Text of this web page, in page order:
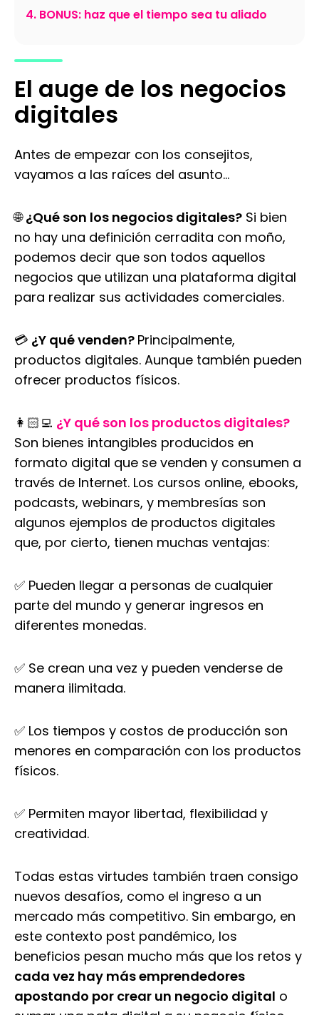
4. BONUS: haz que el tiempo sea tu aliado
El auge de los negocios
digitales
Antes de empezar con los consejitos,
vayamos a las raíces del asunto…
🌐¿Qué son los negocios digitales? Si bien
no hay una definición cerradita con moño,
podemos decir que son todos aquellos
negocios que utilizan una plataforma digital
para realizar sus actividades comerciales.
💳 ¿Y qué venden? Principalmente,
productos digitales. Aunque también pueden
ofrecer productos físicos.
👩🏻‍💻 ¿Y qué son los productos digitales?
Son bienes intangibles producidos en
formato digital que se venden y consumen a
través de Internet. Los cursos online, ebooks,
podcasts, webinars, y membresías son
algunos ejemplos de productos digitales
que, por cierto, tienen muchas ventajas:
✅ Pueden llegar a personas de cualquier
parte del mundo y generar ingresos en
diferentes monedas.
✅ Se crean una vez y pueden venderse de
manera ilimitada.
✅ Los tiempos y costos de producción son
menores en comparación con los productos
físicos.
✅ Permiten mayor libertad, flexibilidad y
creatividad.
Todas estas virtudes también traen consigo
nuevos desafíos, como el ingreso a un
mercado más competitivo. Sin embargo, en
este contexto post pandémico, los
beneficios pesan mucho más que los retos y
cada vez hay más emprendedores
apostando por crear un negocio digital o